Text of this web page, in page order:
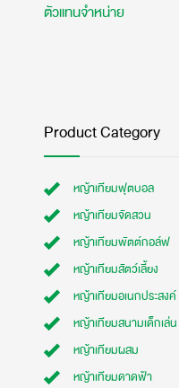
ตัวแทนจำหน่าย
Product Category
หญ้าเทียมฟุตบอล
หญ้าเทียมจัดสวน
หญ้าเทียมพัตต์กอล์ฟ
หญ้าเทียมสัตว์เลี้ยง
หญ้าเทียมอเนกประสงค์
หญ้าเทียมสนามเด็กเล่น
หญ้าเทียมผสม
หญ้าเทียมดาดฟ้า